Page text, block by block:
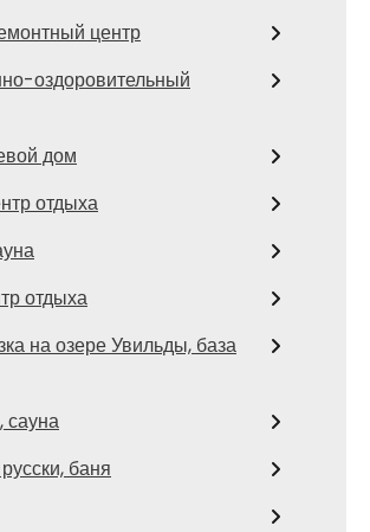
центр
оздоровительный
дом
отдыха
отдыха
на озере Увильды, база
сауна
баня